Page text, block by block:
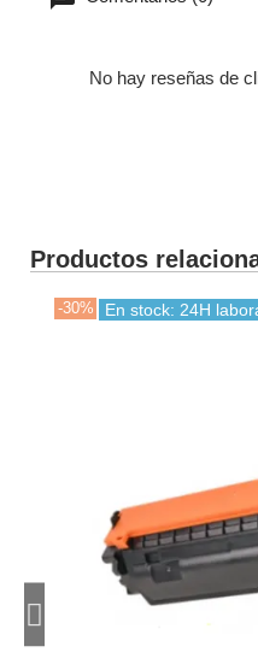
No hay reseñas de
Productos
-30% En stock: 24H